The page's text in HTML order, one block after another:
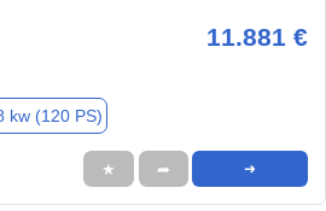
11.881 €
kw (120 PS)
★ ➦ ➜